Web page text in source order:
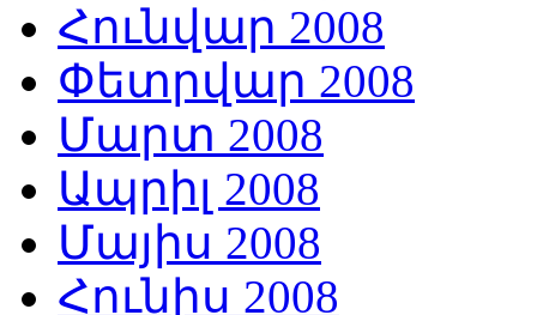
Հունվար 2008
Փետրվար 2008
Մարտ 2008
Ապրիլ 2008
Մայիս 2008
Հունիս 2008